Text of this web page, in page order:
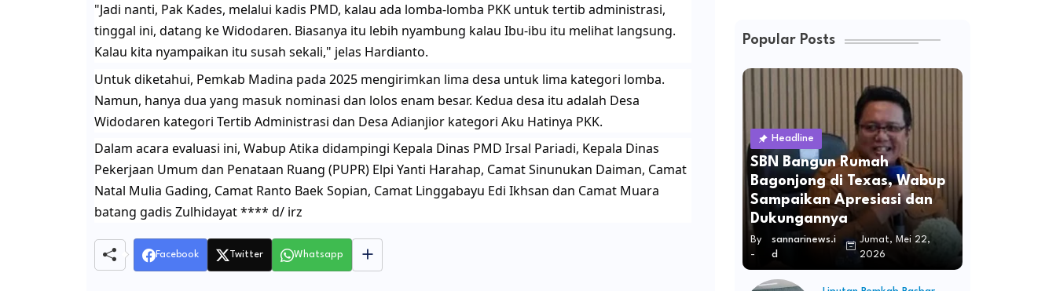
​"Jadi nanti, Pak Kades, melalui kadis PMD, kalau ada lomba-lomba PKK untuk tertib administrasi,
tinggal ini, datang ke Widodaren. Biasanya itu lebih nyambung kalau Ibu-ibu itu melihat langsung.
Kalau kita nyampaikan itu susah sekali," jelas Hardianto.
​Untuk diketahui, Pemkab Madina pada 2025 mengirimkan lima desa untuk lima kategori lomba.
Namun, hanya dua yang masuk nominasi dan lolos enam besar. Kedua desa itu adalah Desa
Widodaren kategori Tertib Administrasi dan Desa Adianjior kategori Aku Hatinya PKK.
​Dalam acara evaluasi ini, Wabup Atika didampingi Kepala Dinas PMD Irsal Pariadi, Kepala Dinas
Pekerjaan Umum dan Penataan Ruang (PUPR) Elpi Yanti Harahap, Camat Sinunukan Daiman, Camat
Natal Mulia Gading, Camat Ranto Baek Sopian, Camat Linggabayu Edi Ikhsan dan Camat Muara
batang gadis Zulhidayat **** d/ irz
Facebook Twitter Whatsapp
Popular Posts
Headline
SBN Bangun Rumah
Bagonjong di Texas, Wabup
Sampaikan Apresiasi dan
Dukungannya
By
-
sannarinews.i
d
Jumat, Mei 22,
2026